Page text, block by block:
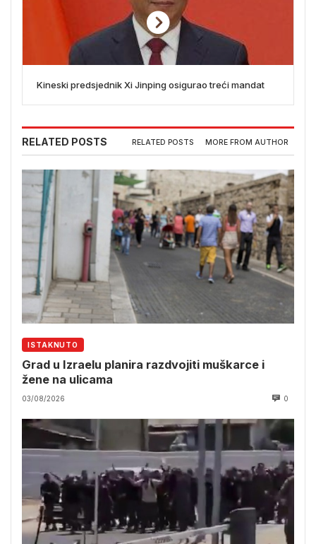
Kineski predsjednik Xi Jinping osigurao treći mandat
RELATED POSTS RELATED POSTS MORE FROM AUTHOR
ISTAKNUTO
Grad u Izraelu planira razdvojiti muškarce i
žene na ulicama
03/08/2026 0